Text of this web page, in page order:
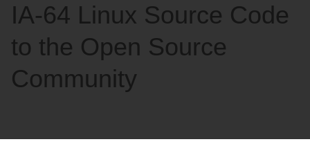
IA-64 Linux Source Code
to the Open Source
Community